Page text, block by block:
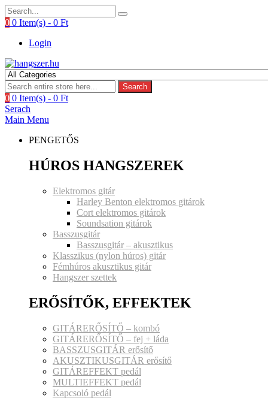
0 0 Item(s) - 0 Ft
Login
Search
0 0 Item(s) - 0 Ft
Serach
Main Menu
PENGETŐS
HÚROS HANGSZEREK
Elektromos gitár
Harley Benton elektromos gitárok
Cort elektromos gitárok
Soundsation gitárok
Basszusgitár
Basszusgitár – akusztikus
Klasszikus (nylon húros) gitár
Fémhúros akusztikus gitár
Hangszer szettek
ERŐSÍTŐK, EFFEKTEK
GITÁRERŐSÍTŐ – kombó
GITÁRERŐSÍTŐ – fej + láda
BASSZUSGITÁR erősítő
AKUSZTIKUSGITÁR erősítő
GITÁREFFEKT pedál
MULTIEFFEKT pedál
Kapcsoló pedál